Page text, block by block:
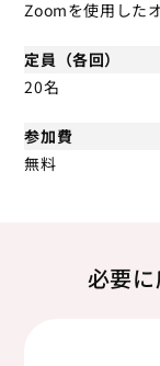
Zoomを使用した
定員（各回）
20名
参加費
無料
必要